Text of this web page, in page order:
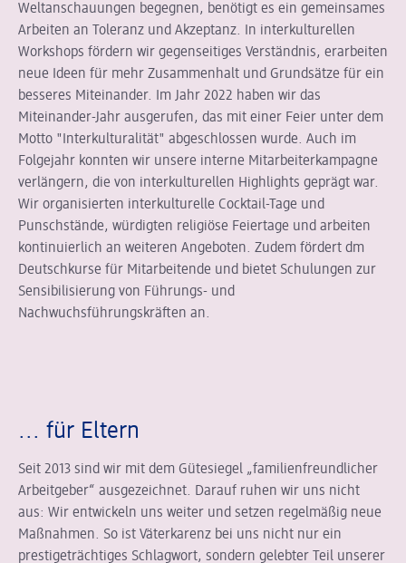
Weltanschauungen begegnen, benötigt es ein gemeinsames
Arbeiten an Toleranz und Akzeptanz. In interkulturellen
Workshops fördern wir gegenseitiges Verständnis, erarbeiten
neue Ideen für mehr Zusammenhalt und Grundsätze für ein
besseres Miteinander. Im Jahr 2022 haben wir das
Miteinander-Jahr ausgerufen, das mit einer Feier unter dem
Motto "Interkulturalität" abgeschlossen wurde. Auch im
Folgejahr konnten wir unsere interne Mitarbeiterkampagne
verlängern, die von interkulturellen Highlights geprägt war.
Wir organisierten interkulturelle Cocktail-Tage und
Punschstände, würdigten religiöse Feiertage und arbeiten
kontinuierlich an weiteren Angeboten. Zudem fördert dm
Deutschkurse für Mitarbeitende und bietet Schulungen zur
Sensibilisierung von Führungs- und
Nachwuchsführungskräften an.
... für Eltern
Seit 2013 sind wir mit dem Gütesiegel „familienfreundlicher
Arbeitgeber“ ausgezeichnet. Darauf ruhen wir uns nicht
aus: Wir entwickeln uns weiter und setzen regelmäßig neue
Maßnahmen. So ist Väterkarenz bei uns nicht nur ein
prestigeträchtiges Schlagwort, sondern gelebter Teil unserer